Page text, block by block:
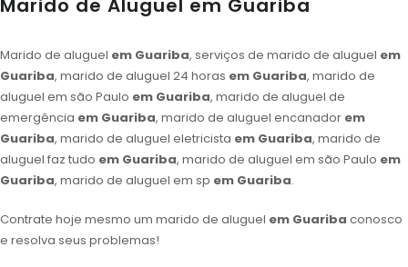
Marido de aluguel em Guariba, serviços de marido de aluguel em
Guariba, marido de aluguel 24 horas em Guariba, marido de
aluguel em são Paulo em Guariba, marido de aluguel de
emergência em Guariba, marido de aluguel encanador em
Guariba, marido de aluguel eletricista em Guariba, marido de
aluguel faz tudo em Guariba, marido de aluguel em são Paulo em
Guariba, marido de aluguel em sp em Guariba.
Contrate hoje mesmo um marido de aluguel em Guariba conosco
e resolva seus problemas!